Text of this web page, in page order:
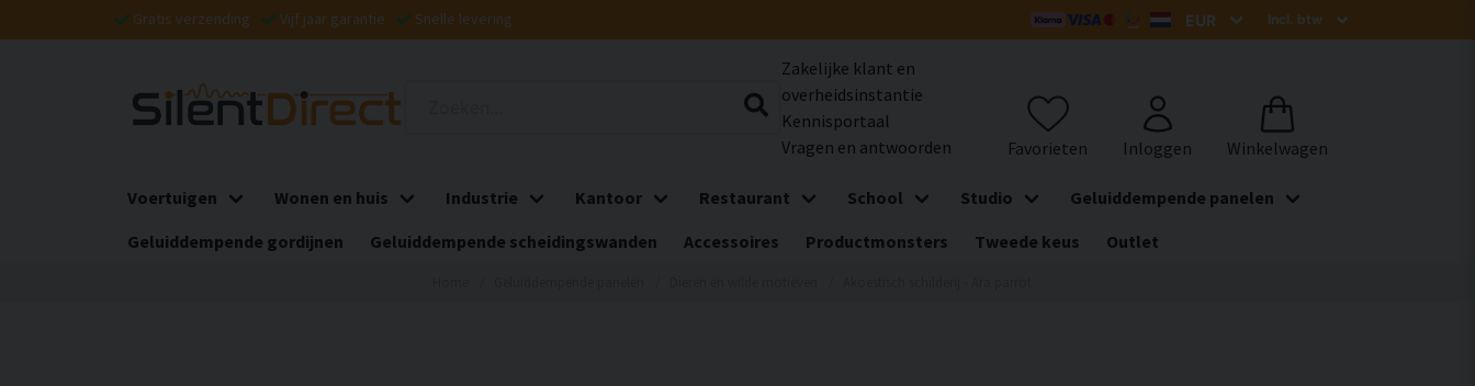
Gratis verzending Vijf jaar garantie Snelle levering
Zakelijke klant en
overheidsinstantie
Kennisportaal
Vragen en antwoorden
Voertuigen Wonen en huis Industrie Kantoor Restaurant School Studio
Geluiddempende panelen
Geluiddempende gordijnen
Geluiddempende scheidingswanden Accessoires Productmonsters Tweede keus Outlet